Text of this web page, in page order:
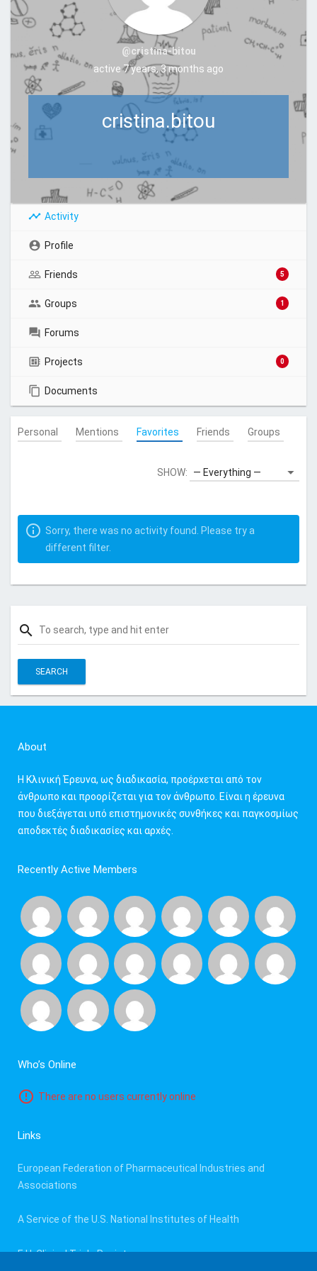
@cristina-bitou
active 7 years, 3 months ago
cristina.bitou
Activity
Profile
Friends 5
Groups 1
Forums
Projects 0
Documents
Personal Mentions Favorites Friends Groups
SHOW:
Sorry, there was no activity found. Please try a
different filter.
S
r
c
o
:
search
About
Η Κλινική Έρευνα, ως διαδικασία, προέρχεται από τον
άνθρωπο και προορίζεται για τον άνθρωπο. Είναι η έρευνα
που διεξάγεται υπό επιστημονικές συνθήκες και παγκοσμίως
αποδεκτές διαδικασίες και αρχές.
Recently Active Members
Who’s Online
There are no users currently online
Links
European Federation of Pharmaceutical Industries and
Associations
A Service of the U.S. National Institutes of Health
E.U. Clinical Trials Register